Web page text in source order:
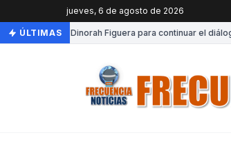
jueves, 6 de agosto de 2026
ÚLTIMAS
a Venezuela Dinorah Figuera para continuar el diálogo